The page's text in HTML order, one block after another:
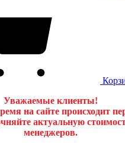
Уважаемые клиенты!
на сайте происходит
актуальную
менеджеров.